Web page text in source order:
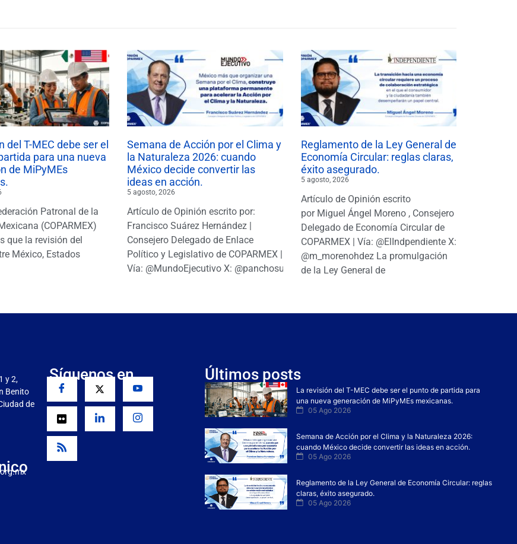
del T-MEC debe ser el
para una nueva
de MiPyMEs
Patronal de la
(COPARMEX)
que la revisión del
México, Estados
Semana de Acción por el Clima y
la Naturaleza 2026: cuando
México decide convertir las
ideas en acción.
5 agosto, 2026
Artículo de Opinión escrito por:
Francisco Suárez Hernández |
Consejero Delegado de Enlace
Político y Legislativo de COPARMEX |
Vía: @MundoEjecutivo X: @panchosuarezh
Reglamento de la Ley General de
Economía Circular: reglas claras,
éxito asegurado.
5 agosto, 2026
Artículo de Opinión escrito
por Miguel Ángel Moreno , Consejero
Delegado de Economía Circular de
COPARMEX | Vía: @ElIndpendiente X:
@m_morenohdez La promulgación
de la Ley General de
y 2,
Benito
de
Síguenos en Últimos posts
La revisión del T-MEC debe ser el punto de partida para
una nueva generación de MiPyMEs mexicanas.
05 Ago 2026
Semana de Acción por el Clima y la Naturaleza 2026:
cuando México decide convertir las ideas en acción.
05 Ago 2026
Reglamento de la Ley General de Economía Circular: reglas
claras, éxito asegurado.
05 Ago 2026